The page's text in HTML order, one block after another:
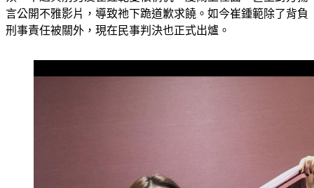
言公開不雅影片，導致祂下跪道歉求饒。如今崔鍾範除了背負
刑事責任被關外，現在民事判決也正式出爐。